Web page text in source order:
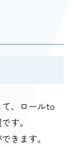
、ロールto
す。
きます。